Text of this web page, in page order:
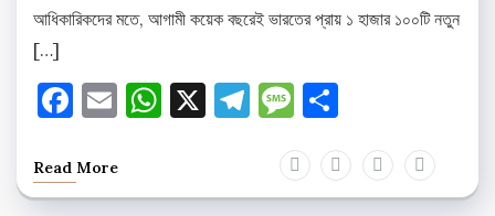
আধিকারিকদের মতে, আগামী কয়েক বছরেই ভারতের প্রায় ১ হাজার ১০০টি নতুন
[…]
Facebook
EmailWhatsApp
X Telegram
Message
Read More